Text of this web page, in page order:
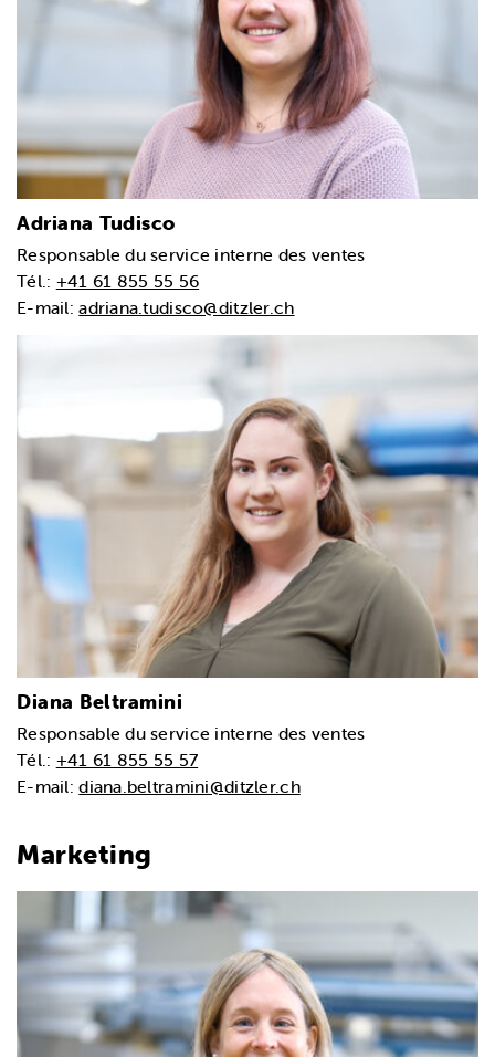
Adriana Tudisco
Responsable du service interne des ventes
Tél.: +41 61 855 55 56
E-mail:adriana.tudisco@ditzler.ch
Diana Beltramini
Responsable du service interne des ventes
Tél.: +41 61 855 55 57
E-mail:diana.beltramini@ditzler.ch
Marketing